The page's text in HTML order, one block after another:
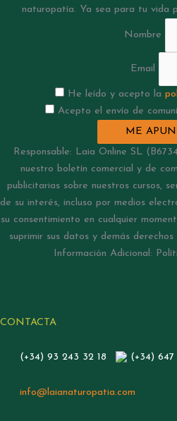
naturopatía. Ya sea para tu vida
Nombre
Email
He leído y acepto la
Acepto el envío de
ME
Responsable: Laia Online SL
nuestro boletín comercial y de
publicitarias sobre nuestros cursos,
de su interés, incluso por medios
su consentimiento en cualquier
suprimir sus datos y demás
Información Adicional:
CONTACTA
(+34) 93 243 32 18 (+34)
info@laianaturopatia.com